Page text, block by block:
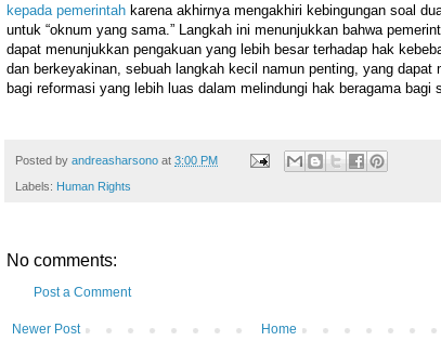
kepada pemerintah karena akhirnya mengakhiri kebingungan soal
untuk “oknum yang sama.” Langkah ini menunjukkan bahwa
dapat menunjukkan pengakuan yang lebih besar terhadap hak
dan berkeyakinan, sebuah langkah kecil namun penting, yang dapat
bagi reformasi yang lebih luas dalam melindungi hak beragama bagi
Posted by andreasharsono at 3:00 PM
Labels: Human Rights
No comments:
Post a Comment
Newer Post Home